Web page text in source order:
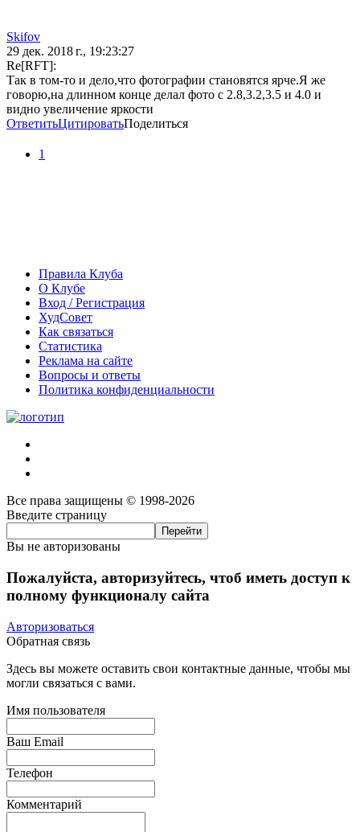
Skifov
29 дек. 2018 г., 19:23:27
Re[RFT]:
Так в том-то и дело,что фотографии становятся ярче.Я же
говорю,на длинном конце делал фото с 2.8,3.2,3.5 и 4.0 и
видно увеличение яркости
ОтветитьЦитироватьПоделиться
1
Правила Клуба
О Клубе
Вход / Регистрация
ХудСовет
Как связаться
Статистика
Реклама на сайте
Вопросы и ответы
Политика конфиденциальности
Все права защищены © 1998-2026
Введите страницу
Вы не авторизованы
Пожалуйста, авторизуйтесь, чтоб иметь доступ к
полному функционалу сайта
Авторизоваться
Обратная связь
Здесь вы можете оставить свои контактные данные, чтобы мы
могли связаться с вами.
Имя пользователя
Ваш Email
Телефон
Комментарий